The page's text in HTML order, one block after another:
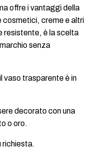
offre i vantaggi della
creme e altri
resistente, è la scelta
senza
vaso trasparente è in
decorato con una
o oro.
richiesta.